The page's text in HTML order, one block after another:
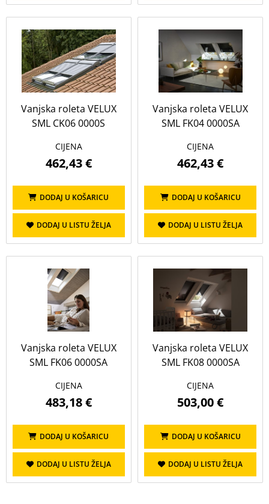
Vanjska roleta VELUX
SML CK06 0000S
CIJENA
462,43 €
DODAJ U KOŠARICU
DODAJ U LISTU ŽELJA
Vanjska roleta VELUX
SML FK04 0000SA
CIJENA
462,43 €
DODAJ U KOŠARICU
DODAJ U LISTU ŽELJA
Vanjska roleta VELUX
SML FK06 0000SA
CIJENA
483,18 €
DODAJ U KOŠARICU
DODAJ U LISTU ŽELJA
Vanjska roleta VELUX
SML FK08 0000SA
CIJENA
503,00 €
DODAJ U KOŠARICU
DODAJ U LISTU ŽELJA